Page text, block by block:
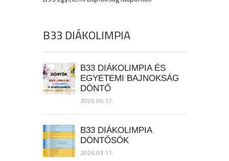
B33 DIÁKOLIMPIA
B33 DIÁKOLIMPIA ÉS
EGYETEMI BAJNOKSÁG
DÖNTŐ
2026.06.17.
B33 DIÁKOLIMPIA
DÖNTŐSÖK
2026.03.11.